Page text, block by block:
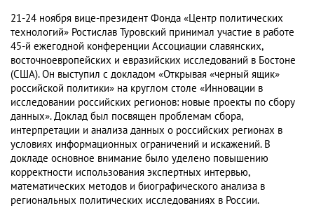
21-24 ноября вице-президент Фонда «Центр политических
технологий» Ростислав Туровский принимал участие в работе
45-й ежегодной конференции Ассоциации славянских,
восточноевропейских и евразийских исследований в Бостоне
(США). Он выступил с докладом «Открывая «черный ящик»
российской политики» на круглом столе «Инновации в
исследовании российских регионов: новые проекты по сбору
данных». Доклад был посвящен проблемам сбора,
интерпретации и анализа данных о российских регионах в
условиях информационных ограничений и искажений. В
докладе основное внимание было уделено повышению
корректности использования экспертных интервью,
математических методов и биографического анализа в
региональных политических исследованиях в России.